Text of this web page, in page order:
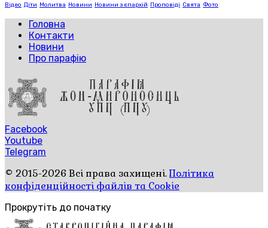
Відео Діти Молитва Новини Новини з єпархій Проповіді Свята Фото
Головна
Контакти
Новини
Про парафію
Facebook
Youtube
Telegram
© 2015-2026 Всі права захищені.Політика
конфіденційності файлів та Cookie
Прокрутіть до початку